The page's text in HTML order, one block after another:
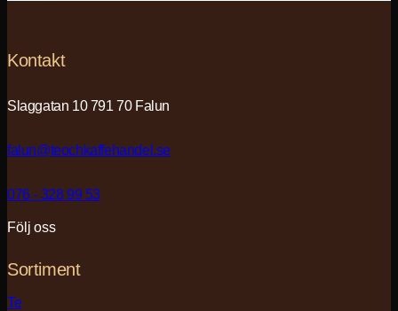
Kontakt
Slaggatan 10 791 70 Falun
falun@teochkaffehandel.se
076 - 328 99 53
Följ oss
Sortiment
Te